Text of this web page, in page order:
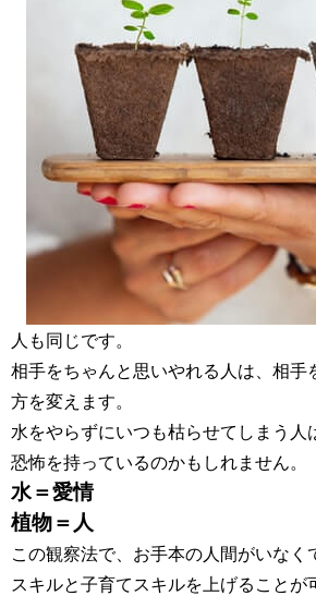
人も同じです。
相手をちゃんと思いやれる人は、相手
方を変えます。
水をやらずにいつも枯らせてしまう人
恐怖を持っているのかもしれません。
水＝愛情
植物＝人
この観察法で、お手本の人間がいなく
スキルと子育てスキルを上げることが